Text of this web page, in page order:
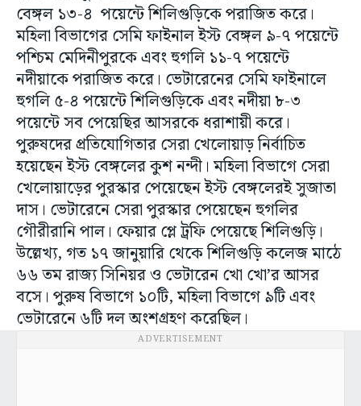
বেঙ্গল ১৩-৪ পয়েন্টে শিলিগুড়িকে পরাজিত করে।
মহিলা বিভাগের সেমি ফাইনাল ইস্ট বেঙ্গল ৯-৭ পয়েন্টে
পশ্চিম মেদিনীপুরকে এবং হুগলি ১১-৭ পয়েন্টে
নদীয়াকে পরাজিত করে। ভেটারেনের সেমি ফাইনালে
হুগলি ৫-৪ পয়েন্টে শিলিগুড়িকে এবং নদীয়া ৮-৩
পয়েন্টে সব পেয়েছির আসরকে ধরাশায়ী করে।
পুরুষদের প্রতিযোগিতার সেরা খেলোয়াড় নির্বাচিত
হয়েছেন ইস্ট বেঙ্গলের কুশ নন্দী। মহিলা বিভাগে সেরা
খেলোয়াড়ের পুরস্কার পেয়েছেন ইস্ট বেঙ্গলেরই সুজাতা
দাস। ভেটারেনে সেরা পুরস্কার পেয়েছেন হুগলির
গৌরীরানি পাল। ফেয়ার প্লে ট্রফি পেয়েছে শিলিগুড়ি।
উল্লেখ্য, গত ১৭ জানুয়ারি থেকে শিলিগুড়ি কলেজ মাঠে
৬৬ তম রাজ্য সিনিয়র ও ভেটারেন খো খো’র আসর
বসে। পুরুষ বিভাগে ১০টি, মহিলা বিভাগে ৯টি এবং
ভেটারেনে ৬টি দল অংশগ্রহণ করেছিল।
ADVERTISEMENT